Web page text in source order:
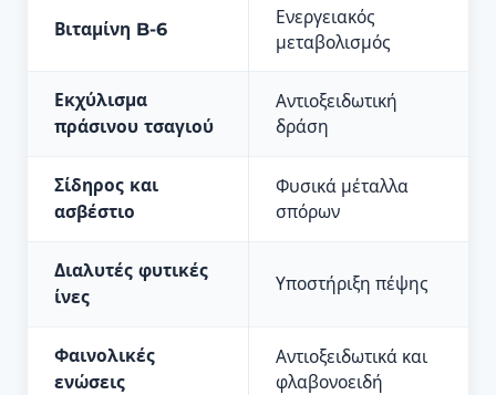
Βιταμίνη B-6
Ενεργειακός
μεταβολισμός
Εκχύλισμα
πράσινου τσαγιού
Αντιοξειδωτική
δράση
Σίδηρος και
ασβέστιο
Φυσικά μέταλλα
σπόρων
Διαλυτές φυτικές
ίνες
Υποστήριξη πέψης
Φαινολικές
ενώσεις
Αντιοξειδωτικά και
φλαβονοειδή